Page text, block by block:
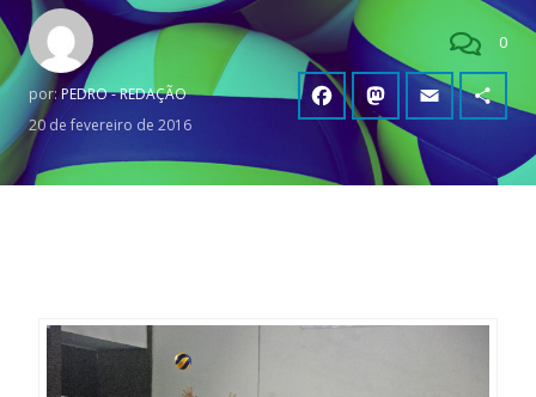
por:PEDRO - REDAÇÃO
20 de fevereiro de 2016
0